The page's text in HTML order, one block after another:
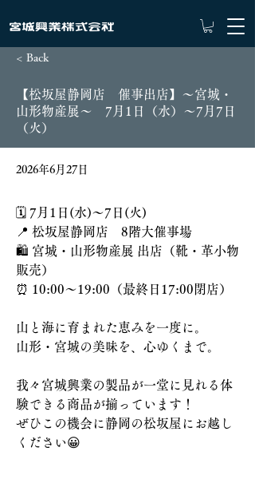
< Back
【松坂屋静岡店 催事出店】～宮城・
山形物産展～ 7月1日（水）～7月7日
（火）
2026年6月27日
🗓️ 7月1日(水)〜7日(火)
📍 松坂屋静岡店　8階大催事場
🛍️ 宮城・山形物産展 出店（靴・革小物
販売）
⏰ 10:00〜19:00（最終日17:00閉店）
山と海に育まれた恵みを一度に。
山形・宮城の美味を、心ゆくまで。
我々宮城興業の製品が一堂に見れる体
験できる商品が揃っています！
ぜひこの機会に静岡の松坂屋にお越し
ください😀